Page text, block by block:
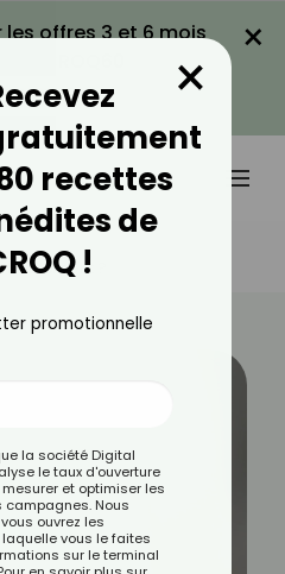
les offres 3 et 6 mois
PROMO
×
?
recettes
de
!
×
promotionnelle
la société Digital
le taux d'ouverture
et optimiser les
Nous
ouvrez les
vous le faites
sur le terminal